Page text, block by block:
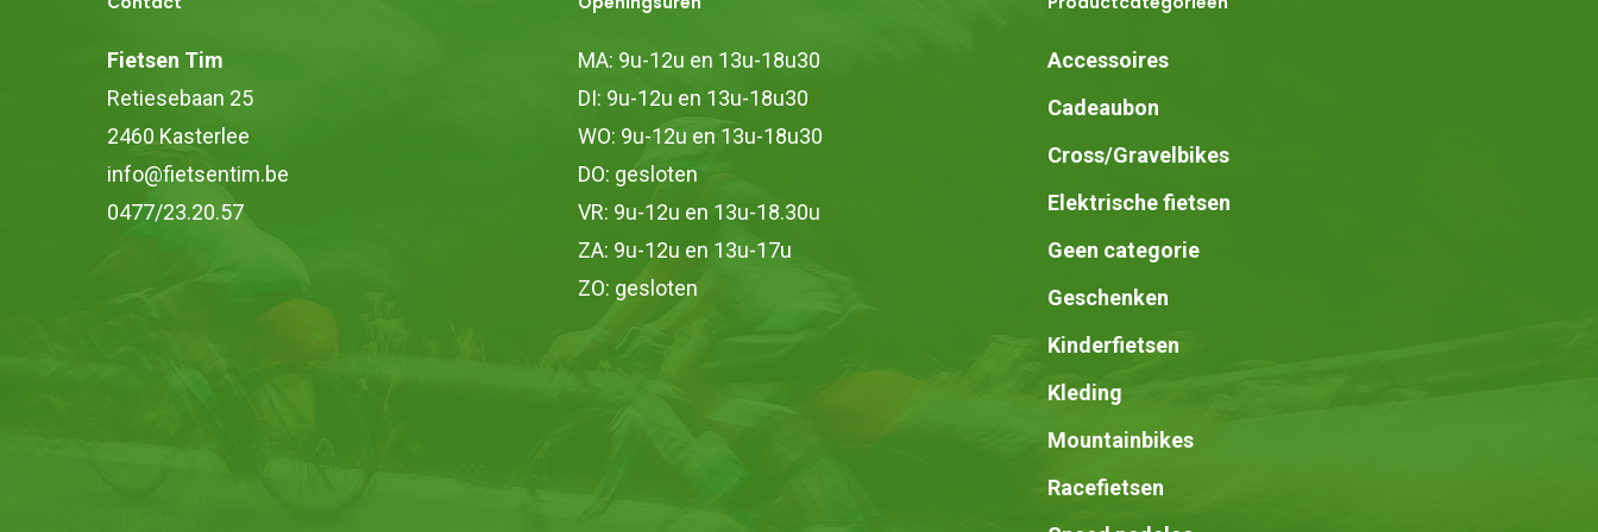
worden
op
de
productpagina
op
de
productpagina
Fietsen Tim
Retiesebaan 25
2460 Kasterlee
info@fietsentim.be
0477/23.20.57
MA: 9u-12u en 13u-18u30
DI: 9u-12u en 13u-18u30
WO: 9u-12u en 13u-18u30
DO: gesloten
VR: 9u-12u en 13u-18.30u
ZA: 9u-12u en 13u-17u
ZO: gesloten
Accessoires
Cadeaubon
Cross/Gravelbikes
Elektrische fietsen
Geen categorie
Geschenken
Kinderfietsen
Kleding
Mountainbikes
Racefietsen